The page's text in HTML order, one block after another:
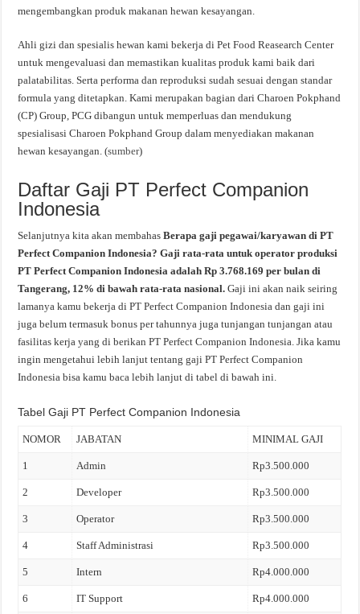
mengembangkan produk makanan hewan kesayangan.
Ahli gizi dan spesialis hewan kami bekerja di Pet Food Reasearch Center
untuk mengevaluasi dan memastikan kualitas produk kami baik dari
palatabilitas. Serta performa dan reproduksi sudah sesuai dengan standar
formula yang ditetapkan. Kami merupakan bagian dari Charoen Pokphand
(CP) Group, PCG dibangun untuk memperluas dan mendukung
spesialisasi Charoen Pokphand Group dalam menyediakan makanan
hewan kesayangan. (sumber)
Daftar Gaji PT Perfect Companion
Indonesia
Selanjutnya kita akan membahasBerapa gaji pegawai/karyawan di PT
Perfect Companion Indonesia? Gaji rata-rata untuk operator produksi
PT Perfect Companion Indonesia adalah Rp 3.768.169 per bulan di
Tangerang, 12% di bawah rata-rata nasional.Gaji ini akan naik seiring
lamanya kamu bekerja di PT Perfect Companion Indonesia dan gaji ini
juga belum termasuk bonus per tahunnya juga tunjangan tunjangan atau
fasilitas kerja yang di berikan PT Perfect Companion Indonesia. Jika kamu
ingin mengetahui lebih lanjut tentang gaji PT Perfect Companion
Indonesia bisa kamu baca lebih lanjut di tabel di bawah ini.
Tabel Gaji PT Perfect Companion Indonesia
NOMOR JABATAN MINIMAL GAJI
1 Admin Rp3.500.000
2 Developer Rp3.500.000
3 Operator Rp3.500.000
4 Staff Administrasi Rp3.500.000
5 Intern Rp4.000.000
6 IT Support Rp4.000.000